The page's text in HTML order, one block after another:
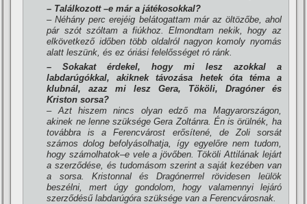
– Találkozott –e már a játékosokkal?
– Néhány perc erejéig belátogattam már az öltözőbe, ahol
pár szót szóltam a fiúkhoz. Elmondtam nekik, hogy az
elkövetkező időben több oldalról nagyon komoly nyomás
alatt leszünk, és ez óriási felelősséget ró ránk.
– Sokakat érdekel, hogy mi lesz azokkal a
labdarúgókkal, akiknek távozása hetek óta téma a
klubnál, azaz mi lesz Gera, Tököli, Dragóner és
Kriston sorsa?
– Azt hiszem nincs olyan edző ma Magyarországon,
akinek ne lenne szüksége Gera Zoltánra. Én is örülnék, ha
továbbra is a Ferencvárost erősí­tené, de Zoli sorsát
számos dolog befolyásolhatja, í­gy egyelőre nem tudom,
hogy számolhatok–e vele a jövőben. Tököli Attilának lejárt
a szerződése, és tudomásom szerint a saját kezében van
a sorsa. Kristonnal és Dragónerrrel rövidesen leülök
beszélni, mert úgy gondolom, hogy valamennyi lejáró
szerződésű labdarúgóra szüksége van a Ferencvárosnak.